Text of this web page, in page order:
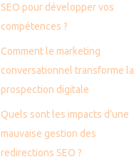
SEO pour développer vos
compétences ?
Comment le marketing
conversationnel transforme la
prospection digitale
Quels sont les impacts d’une
mauvaise gestion des
redirections SEO ?